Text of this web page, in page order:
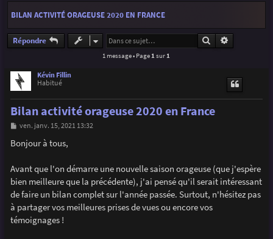
BILAN ACTIVITÉ ORAGEUSE 2020 EN FRANCE
Répondre Rechercher
1 message • Page 1 sur 1
Kévin Fillin
Habitué
Bilan activité orageuse 2020 en France
M
s
s
e
ven. janv. 15, 2021 13:32
Bonjour à tous,
Avant que l'on démarre une nouvelle saison orageuse (que j'espère
bien meilleure que la précédente), j'ai pensé qu'il serait intéressant
de faire un bilan complet sur l'année passée. Surtout, n'hésitez pas
à partager vos meilleures prises de vues ou encore vos
témoignages !